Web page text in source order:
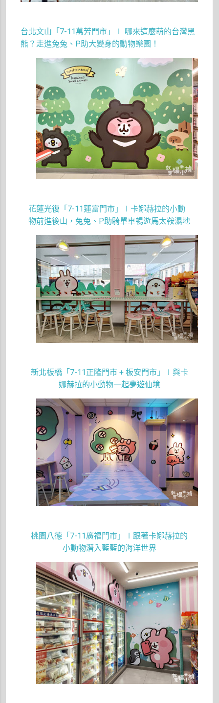
台北文山「7-11萬芳門市」∣ 哪來這麼萌的台灣黑
熊？走進兔兔、P助大變身的動物樂園！
花蓮光復「 7-11 蓮富門市」∣卡娜赫拉的小動
物前進後山，兔兔、 P助騎單車暢遊馬太鞍濕地
新北板橋「 7-11 正隆門市+ 板安門市」∣與卡
娜赫拉的小動物一起夢遊仙境
桃園八德「 7-11 廣福門市」∣跟著卡娜赫拉的
小動物潛入藍藍的海洋世界